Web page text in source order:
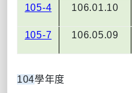
105-4 106.01.10
105-7 106.05.09
104學年度